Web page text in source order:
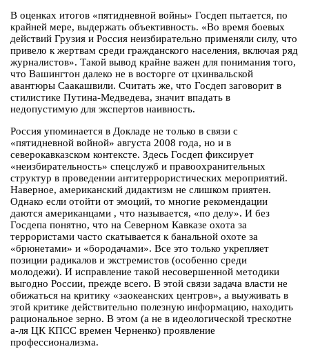
В оценках итогов «пятидневной войны» Госдеп пытается, по
крайней мере, выдержать объективность. «Во время боевых
действий Грузия и Россия неизбирательно применяли силу, что
привело к жертвам среди гражданского населения, включая ряд
журналистов». Такой вывод крайне важен для понимания того,
что Вашингтон далеко не в восторге от цхинвальской
авантюры Саакашвили. Считать же, что Госдеп заговорит в
стилистике Путина-Медведева, значит впадать в
недопустимую для экспертов наивность.
Россия упоминается в Докладе не только в связи с
«пятидневной войной» августа 2008 года, но и в
северокавказском контексте. Здесь Госдеп фиксирует
«неизбирательность» спецслужб и правоохранительных
структур в проведении антитеррористических мероприятий.
Наверное, американский дидактизм не слишком приятен.
Однако если отойти от эмоций, то многие рекомендации
даются американцами , что называется, «по делу». И без
Госдепа понятно, что на Северном Кавказе охота за
террористами часто скатывается к банальной охоте за
«брюнетами» и «бородачами». Все это только укрепляет
позиции радикалов и экстремистов (особенно среди
молодежи). И исправление такой несовершенной методики
выгодно России, прежде всего. В этой связи задача власти не
обижаться на критику «заокеанских центров», а выуживать в
этой критике действительно полезную информацию, находить
рациональное зерно. В этом (а не в идеологической трескотне
а-ля ЦК КПСС времен Черненко) проявление
профессионализма.